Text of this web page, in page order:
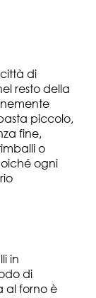
di
resto della
piccolo,
fine,
o
ogni
in
di
al forno è